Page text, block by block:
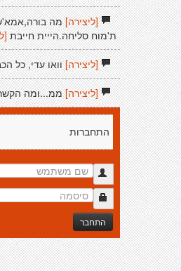
[ליצירה]מה
ת'מוח סליחה.הייית חייבת
[ליצירה]וואו עדי, כל
[ליצירה]ממ...ומה הקשר
התחברות
התחבר